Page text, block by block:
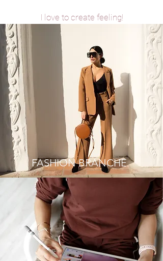
I love to create feeling!
FASHION BRANCHE